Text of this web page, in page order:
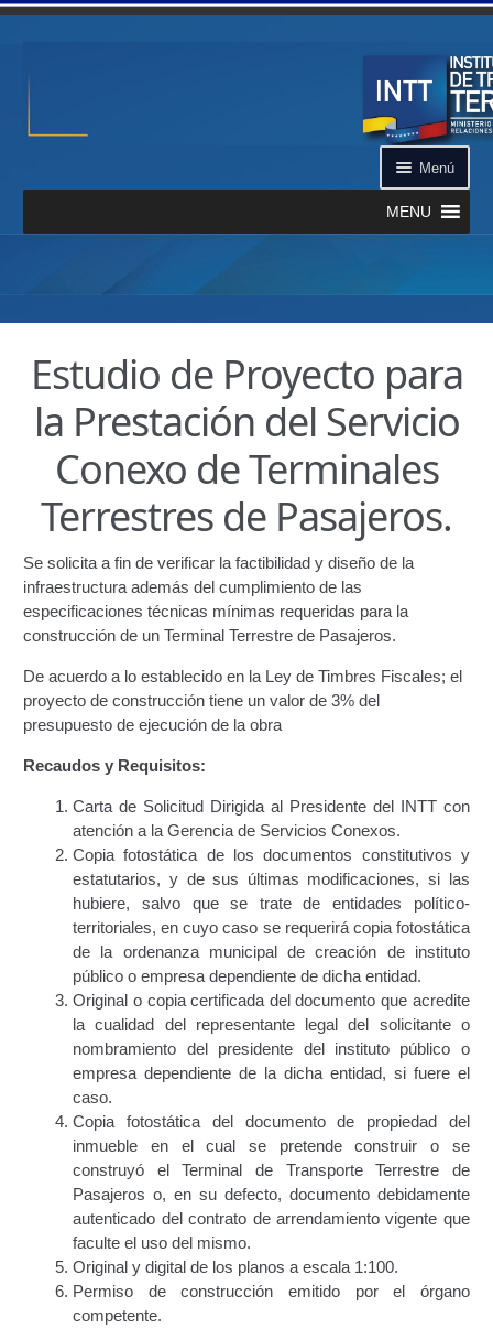
Menú
MENU
Aplicación INTT QR
Automatizados
Certificación de Datos de Vehículo Automatizado
Certificación de Datos para Efectos Consulares con
Emisión de Nuevo Certificado de Registro de
Vehículo (Duplicado) Automatizado
Renovación de Licencia para Conducir (Servicio
Automatizado)
Autorización para la circulación de Vehículo Sobre
Biblioteca
Búsqueda Predictiva Woocommerce
Certificación de Datos para Efectos Consulares con
Apostilla Electrónica – Servicio Frecuente
Certificación Provisional de Prestación del Servicio de
Transporte Público de Personas Modalidad Periférico
(RUTAS SUBURBANA O INTERURBANAS) – Servicio
Frecuente
Consultas Privadas
Educación Vial
Escuelas del Transporte e Instructores de Manejo
Estacionamientos registrados ante el INTT
Estudio de Proyecto para
la Prestación del Servicio
Conexo de Terminales
Terrestres de Pasajeros.
Se solicita a fin de verificar la factibilidad y diseño de la
infraestructura además del cumplimiento de las
especificaciones técnicas mínimas requeridas para la
construcción de un Terminal Terrestre de Pasajeros.
De acuerdo a lo establecido en la Ley de Timbres Fiscales; el
proyecto de construcción tiene un valor de 3% del
presupuesto de ejecución de la obra
Recaudos y Requisitos:
Carta de Solicitud Dirigida al Presidente del INTT con
atención a la Gerencia de Servicios Conexos.
Copia fotostática de los documentos constitutivos y
estatutarios, y de sus últimas modificaciones, si las
hubiere, salvo que se trate de entidades político-
territoriales, en cuyo caso se requerirá copia fotostática
de la ordenanza municipal de creación de instituto
público o empresa dependiente de dicha entidad.
Original o copia certificada del documento que acredite
la cualidad del representante legal del solicitante o
nombramiento del presidente del instituto público o
empresa dependiente de la dicha entidad, si fuere el
caso.
Copia fotostática del documento de propiedad del
inmueble en el cual se pretende construir o se
construyó el Terminal de Transporte Terrestre de
Pasajeros o, en su defecto, documento debidamente
autenticado del contrato de arrendamiento vigente que
faculte el uso del mismo.
Original y digital de los planos a escala 1:100.
Permiso de construcción emitido por el órgano
competente.